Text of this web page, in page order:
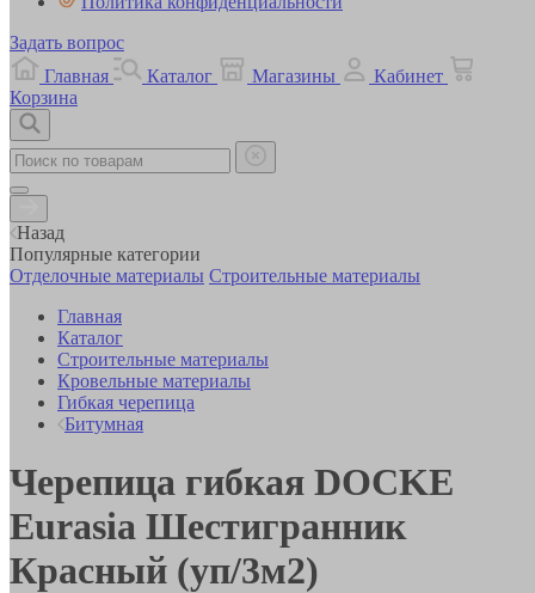
Задать вопрос
Главная
Каталог Магазины
Кабинет
Корзина
Назад
Популярные категории
Отделочные материалы Строительные материалы
Главная
Каталог
Строительные материалы
Кровельные материалы
Гибкая черепица
Битумная
Черепица гибкая DOCKE
Eurasia Шестигранник
Красный (уп/3м2)